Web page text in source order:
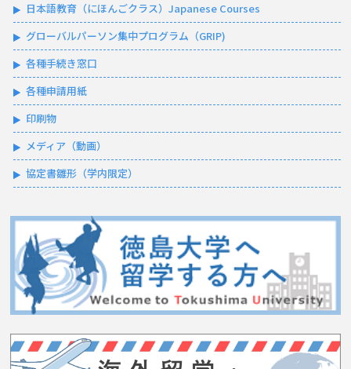
日本語教育（にほんごクラス）Japanese Courses
グローバルパーソン集中プログラム（GRIP)
各種手続き窓口
各種申請用紙
印刷物
メディア（動画）
協定書雛形（学内限定）